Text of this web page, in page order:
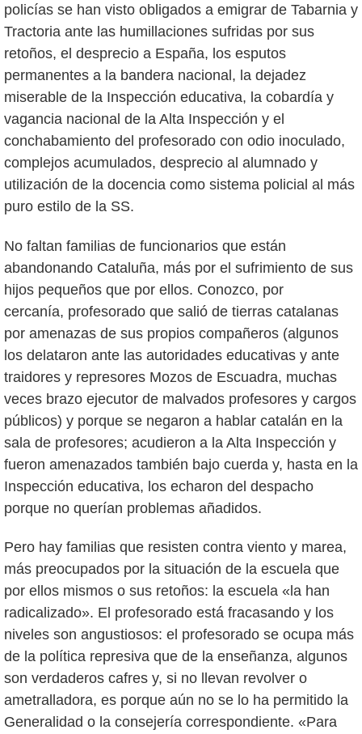
policías se han visto obligados a emigrar de Tabarnia y
Tractoria ante las humillaciones sufridas por sus
retoños, el desprecio a España, los esputos
permanentes a la bandera nacional, la dejadez
miserable de la Inspección educativa, la cobardía y
vagancia nacional de la Alta Inspección y el
conchabamiento del profesorado con odio inoculado,
complejos acumulados, desprecio al alumnado y
utilización de la docencia como sistema policial al más
puro estilo de la SS.
No faltan familias de funcionarios que están
abandonando Cataluña, más por el sufrimiento de sus
hijos pequeños que por ellos. Conozco, por
cercanía, profesorado que salió de tierras catalanas
por amenazas de sus propios compañeros (algunos
los delataron ante las autoridades educativas y ante
traidores y represores Mozos de Escuadra, muchas
veces brazo ejecutor de malvados profesores y cargos
públicos) y porque se negaron a hablar catalán en la
sala de profesores; acudieron a la Alta Inspección y
fueron amenazados también bajo cuerda y, hasta en la
Inspección educativa, los echaron del despacho
porque no querían problemas añadidos.
Pero hay familias que resisten contra viento y marea,
más preocupados por la situación de la escuela que
por ellos mismos o sus retoños: la escuela «la han
radicalizado». El profesorado está fracasando y los
niveles son angustiosos: el profesorado se ocupa más
de la política represiva que de la enseñanza, algunos
son verdaderos cafres y, si no llevan revolver o
ametralladora, es porque aún no se lo ha permitido la
Generalidad o la consejería correspondiente. «Para